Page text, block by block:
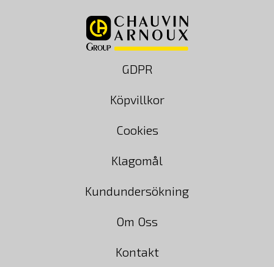
GDPR
Köpvillkor
Cookies
Klagomål
Kundundersökning
Om Oss
Kontakt